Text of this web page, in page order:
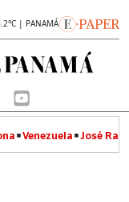
| PANAMÁ
Venezuela José